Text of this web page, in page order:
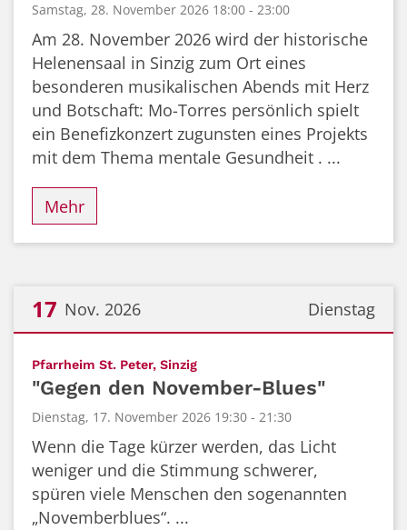
Samstag, 28. November 2026 18:00 - 23:00
Am 28. November 2026 wird der historische
Helenensaal in Sinzig zum Ort eines
besonderen musikalischen Abends mit Herz
und Botschaft: Mo-Torres persönlich spielt
ein Benefizkonzert zugunsten eines Projekts
mit dem Thema mentale Gesundheit . ...
Mehr
Dienstag
17 Nov. 2026
Pfarrheim St. Peter, Sinzig:
"Gegen den November-Blues"
Dienstag, 17. November 2026 19:30 - 21:30
Wenn die Tage kürzer werden, das Licht
weniger und die Stimmung schwerer,
spüren viele Menschen den sogenannten
„Novemberblues“. ...